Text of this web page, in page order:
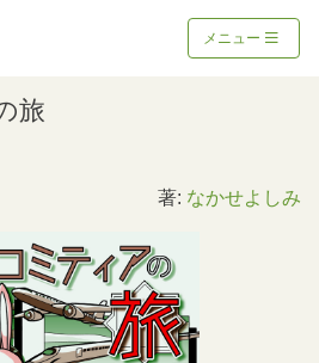
メニュー
旅
著: なかせよしみ